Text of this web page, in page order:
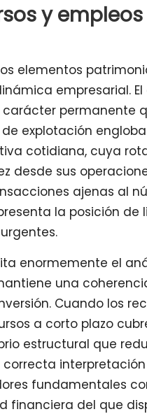
y
elementos
empresarial.
carácter permanente
explotación
cotidiana, cuya
desde sus
ajenas al
la posición de
enormemente el
una
Cuando los
a corto plazo
estructural que
correcta
fundamentales
financiera del que